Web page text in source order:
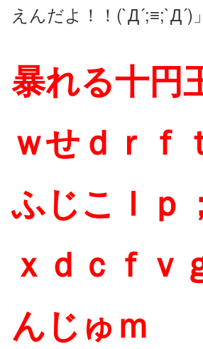
えんだよ！！
暴れる十円
ｗせｄｒｆ
ふじこｌｐ
ｘｄｃｆｖ
んじゅｍ